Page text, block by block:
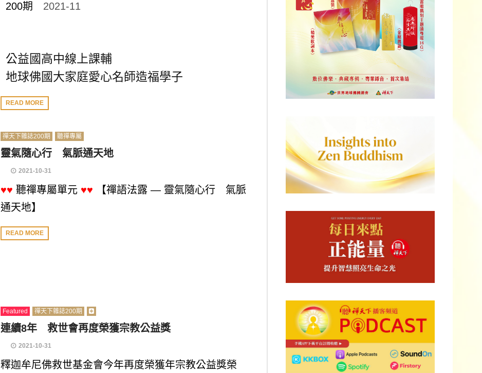
200期 2021-11
公益國高中線上課輔
地球佛國大家庭愛心名師造福學子
READ MORE
禪天下雜誌200期 聽禪專屬
靈氣隨心行 氣脈通天地
2021-10-31
♥♥ 聽禪專屬單元 ♥♥ 【禪語法露 — 靈氣隨心行 氣脈
通天地】
READ MORE
Featured 禪天下雜誌200期
連續8年 救世會再度榮獲宗教公益獎
2021-10-31
釋迦牟尼佛救世基金會今年再度榮獲年宗教公益獎榮